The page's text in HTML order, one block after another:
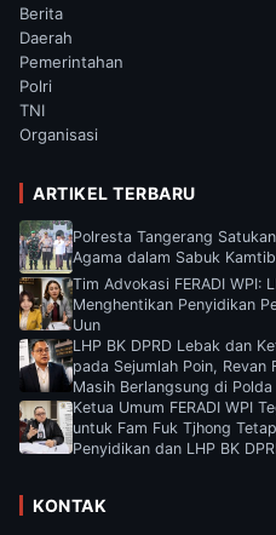
Berita
Daerah
Pemerintahan
Polri
TNI
Organisasi
ARTIKEL TERBARU
Polresta Tangerang
Agama dalam Sabuk
Tim Advokasi FERADI WPI:
Menghentikan Penyidikan
Uun
LHP BK DPRD Lebak dan
pada Sejumlah Poin, Revan
Masih Berlangsung di Polda
Ketua Umum FERADI WPI
untuk Fam Fuk Tjhong
Penyidikan dan LHP BK
KONTAK